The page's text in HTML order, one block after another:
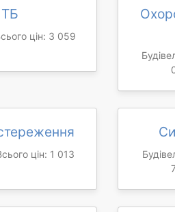
ТБ
цін: 3 059
цін: 1 013